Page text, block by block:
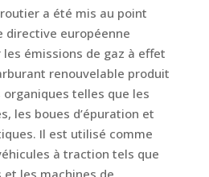
routier a été mis au point
directive européenne
émissions de gaz à effet
renouvelable produit
telles que les
les boues d’épuration et
Il est utilisé comme
à traction tels que